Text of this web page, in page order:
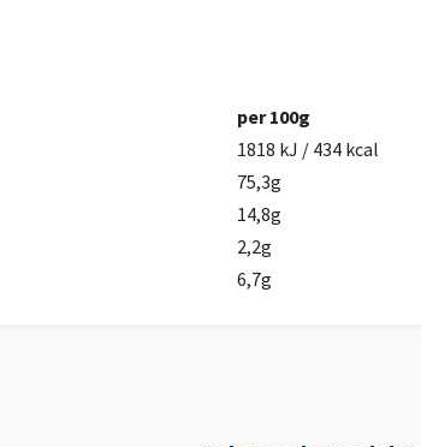
per 100g
1818 kJ / 434 kcal
75,3g
14,8g
2,2g
6,7g